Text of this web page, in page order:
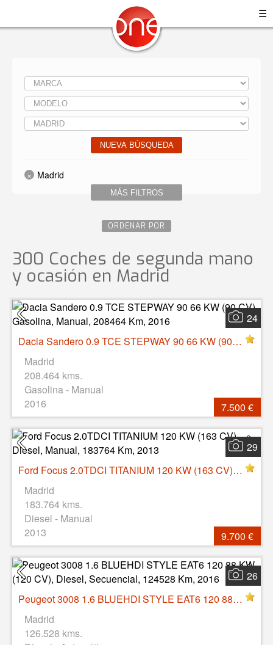
☰
NUEVA BÚSQUEDA
MÁS FILTROS
Madrid
ORDENAR POR
300 Coches de segunda mano
y ocasión en Madrid
24
Dacia Sandero 0.9 TCE STEPWAY 90 66 KW (90 CV), Gasolina, Manual, 208464 Km, 2016
Madrid
208.464 kms.
Gasolina - Manual
2016
7.500 €
29
Ford Focus 2.0TDCI TITANIUM 120 KW (163 CV), Diesel, Manual, 183764 Km, 2013
Madrid
183.764 kms.
Diesel - Manual
2013
9.700 €
26
Peugeot 3008 1.6 BLUEHDI STYLE EAT6 120 88 KW (120 CV), Diesel, Secuencial, 124528 Km, 2016
Madrid
126.528 kms.